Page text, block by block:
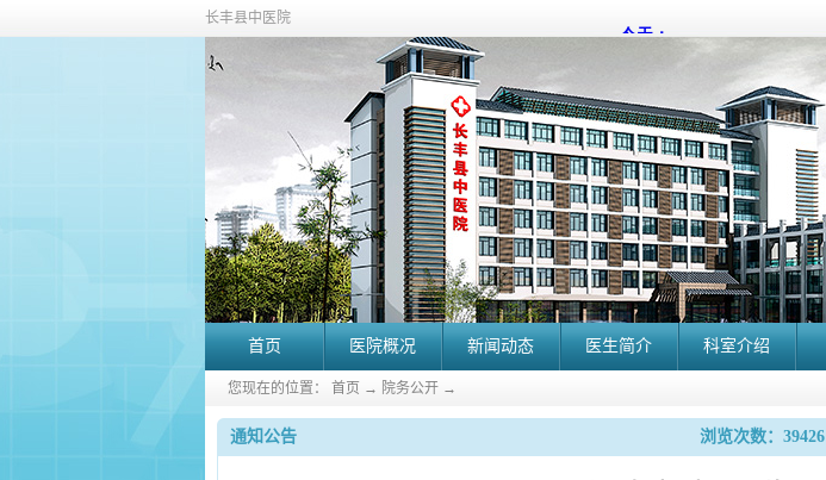
长丰县中医院
首页 医院概况 新闻动态 医生简介 科室介绍
您现在的位置： 首页 → 院务公开 →
通知公告 浏览次数：39426